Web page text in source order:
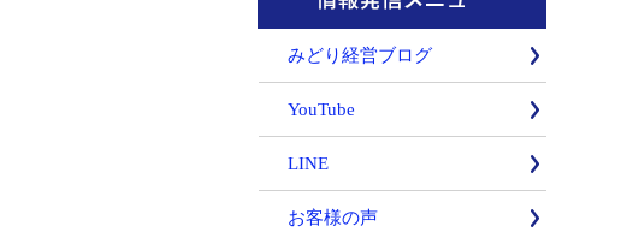
みどり経営ブログ
YouTube
LINE
お客様の声